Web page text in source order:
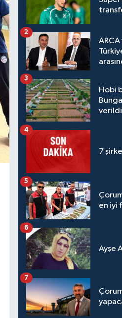
ARCA
2
Hobi
verildi
3
7
4
en iyi
5
Ayşe
6
7